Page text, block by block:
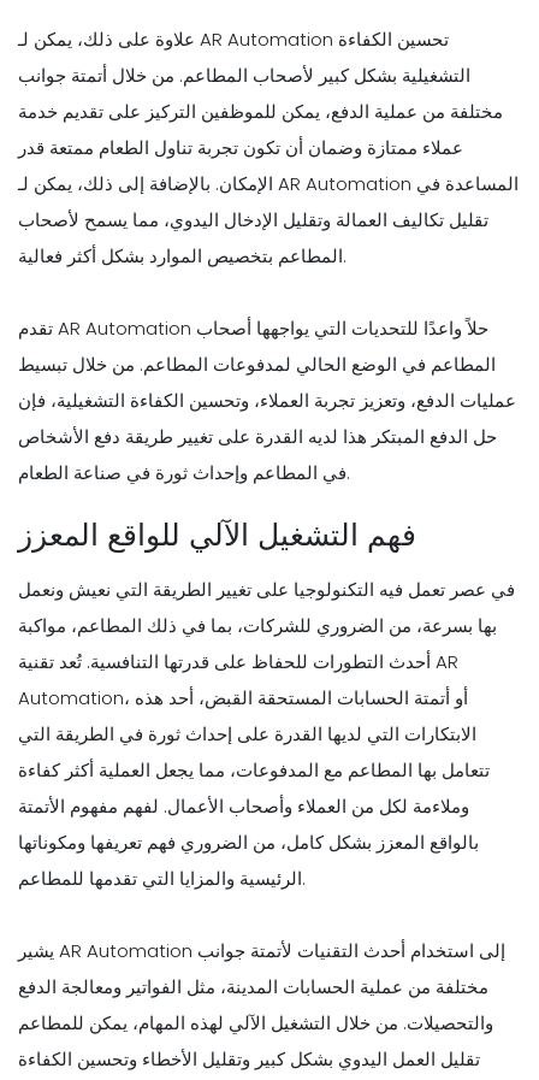
علاوة على ذلك، يمكن لـ AR Automation تحسين الكفاءة
التشغيلية بشكل كبير لأصحاب المطاعم. من خلال أتمتة جوانب
مختلفة من عملية الدفع، يمكن للموظفين التركيز على تقديم خدمة
عملاء ممتازة وضمان أن تكون تجربة تناول الطعام ممتعة قدر
الإمكان. بالإضافة إلى ذلك، يمكن لـ AR Automation المساعدة في
تقليل تكاليف العمالة وتقليل الإدخال اليدوي، مما يسمح لأصحاب
المطاعم بتخصيص الموارد بشكل أكثر فعالية.
تقدم AR Automation حلاً واعدًا للتحديات التي يواجهها أصحاب
المطاعم في الوضع الحالي لمدفوعات المطاعم. من خلال تبسيط
عمليات الدفع، وتعزيز تجربة العملاء، وتحسين الكفاءة التشغيلية، فإن
حل الدفع المبتكر هذا لديه القدرة على تغيير طريقة دفع الأشخاص
في المطاعم وإحداث ثورة في صناعة الطعام.
فهم التشغيل الآلي للواقع المعزز
في عصر تعمل فيه التكنولوجيا على تغيير الطريقة التي نعيش ونعمل
بها بسرعة، من الضروري للشركات، بما في ذلك المطاعم، مواكبة
أحدث التطورات للحفاظ على قدرتها التنافسية. تُعد تقنية AR
Automation، أو أتمتة الحسابات المستحقة القبض، أحد هذه
الابتكارات التي لديها القدرة على إحداث ثورة في الطريقة التي
تتعامل بها المطاعم مع المدفوعات، مما يجعل العملية أكثر كفاءة
وملاءمة لكل من العملاء وأصحاب الأعمال. لفهم مفهوم الأتمتة
بالواقع المعزز بشكل كامل، من الضروري فهم تعريفها ومكوناتها
الرئيسية والمزايا التي تقدمها للمطاعم.
يشير AR Automation إلى استخدام أحدث التقنيات لأتمتة جوانب
مختلفة من عملية الحسابات المدينة، مثل الفواتير ومعالجة الدفع
والتحصيلات. من خلال التشغيل الآلي لهذه المهام، يمكن للمطاعم
تقليل العمل اليدوي بشكل كبير وتقليل الأخطاء وتحسين الكفاءة